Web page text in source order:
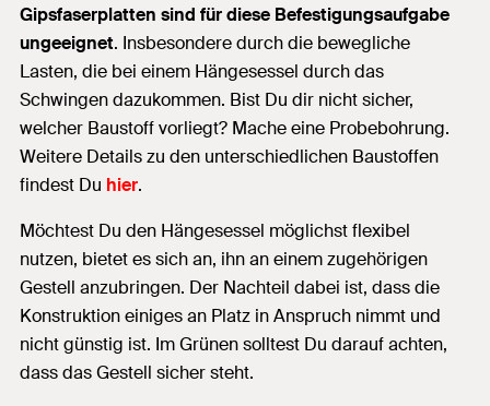
Gipsfaserplatten sind für diese Befestigungsaufgabe
ungeeignet. Insbesondere durch die bewegliche
Lasten, die bei einem Hängesessel durch das
Schwingen dazukommen. Bist Du dir nicht sicher,
welcher Baustoff vorliegt? Mache eine Probebohrung.
Weitere Details zu den unterschiedlichen Baustoffen
findest Du hier.
Möchtest Du den Hängesessel möglichst flexibel
nutzen, bietet es sich an, ihn an einem zugehörigen
Gestell anzubringen. Der Nachteil dabei ist, dass die
Konstruktion einiges an Platz in Anspruch nimmt und
nicht günstig ist. Im Grünen solltest Du darauf achten,
dass das Gestell sicher steht.